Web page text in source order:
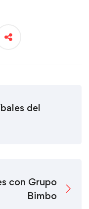
del
con Grupo
Bimbo